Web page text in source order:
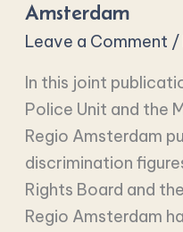
Amsterdam
Leave a Comment /
In this joint
Police Unit and the
Regio Amsterdam
discrimination
Rights Board and
Regio Amsterdam
unit
Amsterdam